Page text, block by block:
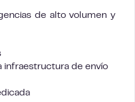
de alto volumen y
infraestructura de envío